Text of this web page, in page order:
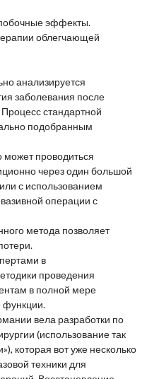
эффекты.
облегчающей
анализируется
заболевания после
стандартной
подобранным
может проводиться
через один большой
с использованием
операции с
метода позволяет
в
проведения
в полной мере
функции.
вела разработки по
(использование так
которая вот уже несколько
техники для